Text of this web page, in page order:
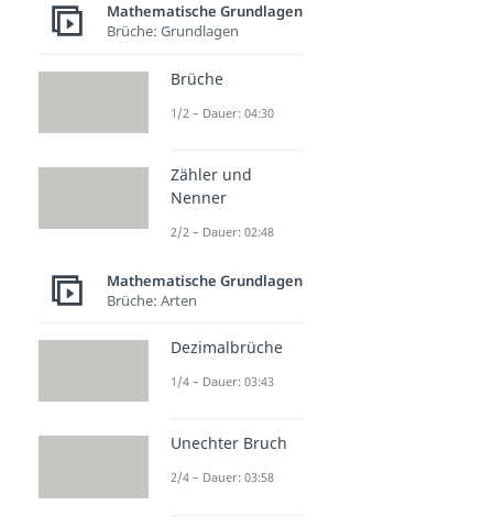
Mathematische Grundlagen
Brüche: Grundlagen
Brüche
1/2 – Dauer: 04:30
Zähler und
Nenner
2/2 – Dauer: 02:48
Mathematische Grundlagen
Brüche: Arten
Dezimalbrüche
1/4 – Dauer: 03:43
Unechter Bruch
2/4 – Dauer: 03:58